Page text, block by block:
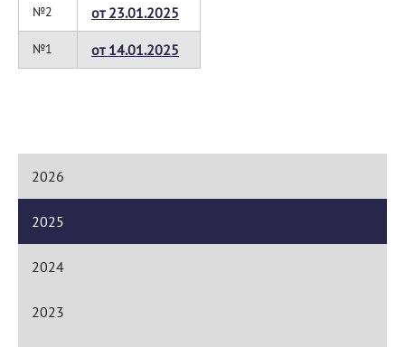
№2 от 23.01.2025
№1 от 14.01.2025
2026
2025
2024
2023